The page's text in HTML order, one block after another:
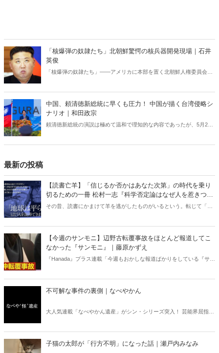
「核爆弾の奴隷たち」北朝鮮驚愕の核兵器開発現場｜石井
英俊
「核爆弾の奴隷たち」――アメリカに本部を置く北朝鮮人権委員会が
独裁国家で実施されている「現代の奴隷制度」の実態。
中国、頼清徳新総統に早くも圧力！ 中国が描く台湾侵略シ
ナリオ｜和田政宗
頼清徳新総統の演説は極めて温和で理知的な内容であったが、5月23
最新の投稿
【読書亡羊】「信じるか否かはあなた次第」の時代を乗り
切るための一冊 松村一志『科学否定論はなぜ人を惹きつけ
るのか』（ちくま新書）｜梶原麻衣子
その昔、読書にかまけて羊を逃がしたものがいるという。転じて「読
ある。元月刊『Hanada』編集部員のライター・梶原がお送りする時事
書評！
【今週のサンモニ】辺野古転覆事故をほとんど報道してこ
なかった『サンモニ』｜藤原かずえ
『Hanada』プラス連載「今週もおかしな報道ばかりをしている『サン
不可解な事件の裏側｜なべやかん
大人気連載「なべやかん遺産」がシン・シリーズ突入！ 芸能界屈指の
信じるか信じないかは、あなた次第！ 芸能ニュース
子猫の太郎が「行方不明」になった話｜瀬戸内みなみ